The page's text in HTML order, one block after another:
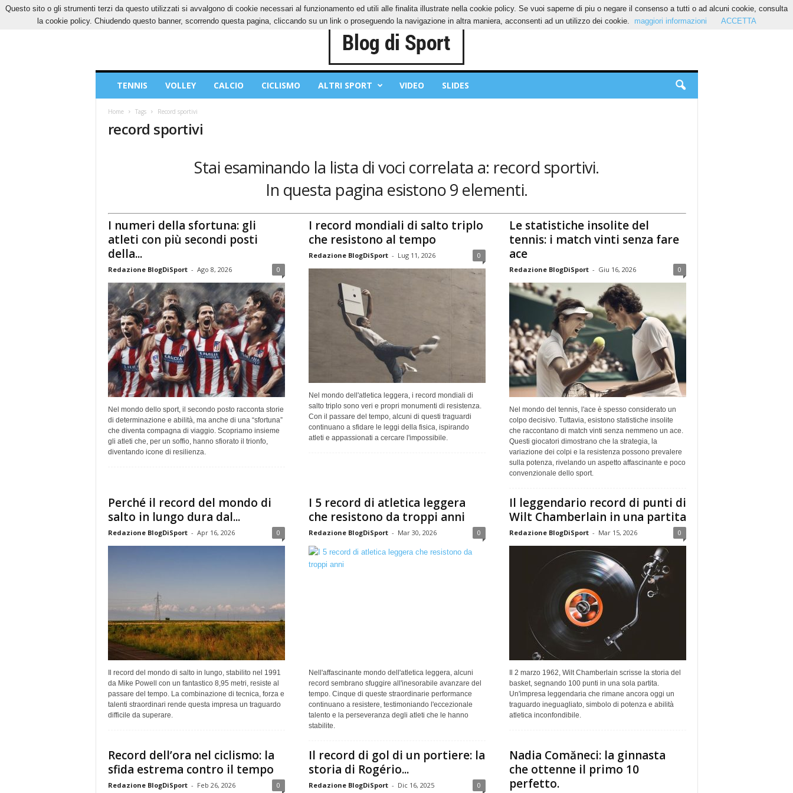
LUNEDÌ, 10 AGOSTO 2026 CONTATTI COOKIES PRIVACY POLICY
Sport
TENNIS VOLLEY CALCIO CICLISMO ALTRI SPORT VIDEO SLIDES
Home Tags Record sportivi
record sportivi
Stai esaminando la lista di voci correlata a: record sportivi.
In questa pagina esistono 9 elementi.
I numeri della sfortuna: gli
atleti con più secondi posti
della...
Redazione BlogDiSport - Ago 8, 2026 0
Nel mondo dello sport, il secondo posto racconta storie
di determinazione e abilità, ma anche di una “sfortuna”
che diventa compagna di viaggio. Scopriamo insieme
gli atleti che, per un soffio, hanno sfiorato il trionfo,
diventando icone di resilienza.
I record mondiali di salto triplo
che resistono al tempo
Redazione BlogDiSport - Lug 11, 2026 0
Nel mondo dell'atletica leggera, i record mondiali di
salto triplo sono veri e propri monumenti di resistenza.
Con il passare del tempo, alcuni di questi traguardi
continuano a sfidare le leggi della fisica, ispirando
atleti e appassionati a cercare l'impossibile.
Le statistiche insolite del
tennis: i match vinti senza fare
ace
Redazione BlogDiSport - Giu 16, 2026 0
Nel mondo del tennis, l'ace è spesso considerato un
colpo decisivo. Tuttavia, esistono statistiche insolite
che raccontano di match vinti senza nemmeno un ace.
Questi giocatori dimostrano che la strategia, la
variazione dei colpi e la resistenza possono prevalere
sulla potenza, rivelando un aspetto affascinante e poco
convenzionale dello sport.
Perché il record del mondo di
salto in lungo dura dal...
Redazione BlogDiSport - Apr 16, 2026 0
Il record del mondo di salto in lungo, stabilito nel 1991
da Mike Powell con un fantastico 8,95 metri, resiste al
passare del tempo. La combinazione di tecnica, forza e
talenti straordinari rende questa impresa un traguardo
difficile da superare.
I 5 record di atletica leggera
che resistono da troppi anni
Redazione BlogDiSport - Mar 30, 2026 0
Nell'affascinante mondo dell'atletica leggera, alcuni
record sembrano sfuggire all'inesorabile avanzare del
tempo. Cinque di queste straordinarie performance
continuano a resistere, testimoniando l'eccezionale
talento e la perseveranza degli atleti che le hanno
stabilite.
Il leggendario record di punti di
Wilt Chamberlain in una partita
Redazione BlogDiSport - Mar 15, 2026 0
Il 2 marzo 1962, Wilt Chamberlain scrisse la storia del
basket, segnando 100 punti in una sola partita.
Un'impresa leggendaria che rimane ancora oggi un
traguardo ineguagliato, simbolo di potenza e abilità
atletica inconfondibile.
Record dell’ora nel ciclismo: la
sfida estrema contro il tempo
Redazione BlogDiSport - Feb 26, 2026 0
Il record di gol di un portiere: la
storia di Rogério...
Redazione BlogDiSport - Dic 16, 2025 0
Nadia Comăneci: la ginnasta
che ottenne il primo 10
perfetto.
Questo sito o gli strumenti terzi da questo utilizzati si avvalgono di cookie necessari al funzionamento ed utili alle finalita illustrate nella cookie policy. Se vuoi saperne di piu o negare il consenso a tutti o ad alcuni cookie, consulta
la cookie policy. Chiudendo questo banner, scorrendo questa pagina, cliccando su un link o proseguendo la navigazione in altra maniera, acconsenti ad un utilizzo dei cookie.
maggiori informazioni ACCETTA